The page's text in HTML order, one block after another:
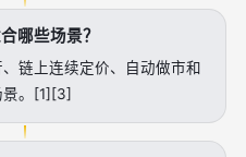
哪些场景？
链上连续定价、自动做市和
景。[1][3]